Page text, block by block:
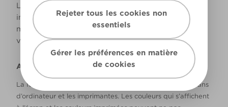
Rejeter tous les cookies non
essentiels
Gérer les préférences en matière
de cookies
La lumière naturelle et l’éclairage jouent un rôle
important sur le rendu des couleurs dans votre
maison. Utilisez cet outil pour voir le rendu de
votre couleur en fonction de la lumière.
Avertissement
La façon dont les couleurs s’affichent varie selon les écrans
d’ordinateur et les imprimantes. Les couleurs qui s’affichent